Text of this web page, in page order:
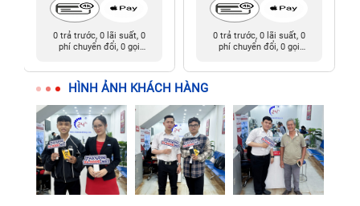
0 trả trước, 0 lãi suất, 0
phí chuyển đổi, 0 gọi
0 trả trước, 0 lãi suất, 0
phí chuyển đổi, 0 gọi
HÌNH ẢNH KHÁCH HÀNG